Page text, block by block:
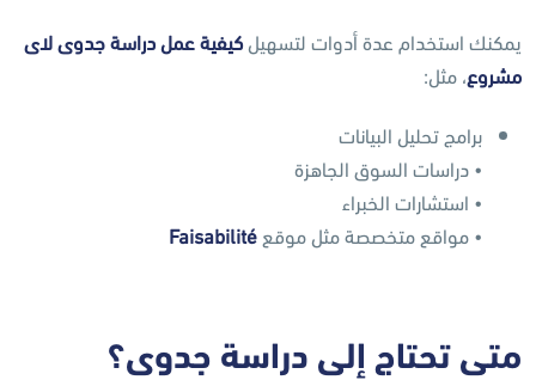
يمكنك استخدام عدة أدوات لتسهيلكيفية عمل دراسة جدوى لاى
مشروع، مثل:
برامج تحليل البيانات
• دراسات السوق الجاهزة
• استشارات الخبراء
• مواقع متخصصة مثل موقع Faisabilité
متى تحتاج إلى دراسة جدوى؟